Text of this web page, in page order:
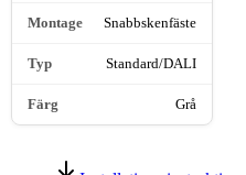
Snabbskenfäste
Standard/DALI
Grå